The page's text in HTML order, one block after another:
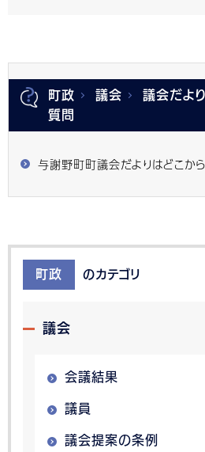
町政 議会 議会だより
質問
与謝野町町議会だよりはどこか
町政 のカテゴリ
議会
会議結果
議員
議会提案の条例